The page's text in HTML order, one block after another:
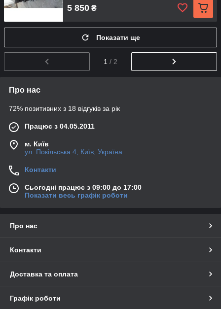
5 850 ₴
Показати ще
1 / 2
Про нас
72% позитивних з 18 відгуків за рік
Працює з 04.05.2011
м. Київ
ул. Покільська 4, Київ, Україна
Контакти
Сьогодні працює з 09:00 до 17:00
Показати весь графік роботи
Про нас
Контакти
Доставка та оплата
Графік роботи